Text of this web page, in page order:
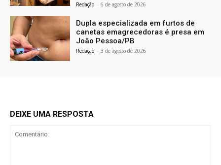
Redação - 6 de agosto de 2026
Dupla especializada em furtos de
canetas emagrecedoras é presa em
João Pessoa/PB
Redação - 3 de agosto de 2026
DEIXE UMA RESPOSTA